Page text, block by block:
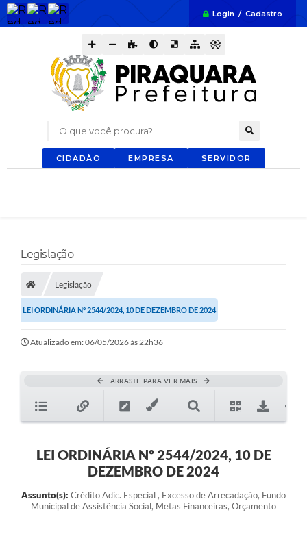
Login / Cadastro
O que você procura?
CIDADÃO EMPRESA SERVIDOR
Legislação
Legislação
LEI ORDINÁRIA Nº 2544/2024, 10 DE DEZEMBRO DE 2024
Atualizado em: 06/05/2026 às 22h36
ARRASTE PARA VER MAIS
LEI ORDINÁRIA Nº 2544/2024, 10 DE
DEZEMBRO DE 2024
Assunto(s): Crédito Adic. Especial , Excesso de Arrecadação, Fundo
Municipal de Assistência Social, Metas Financeiras, Orçamento